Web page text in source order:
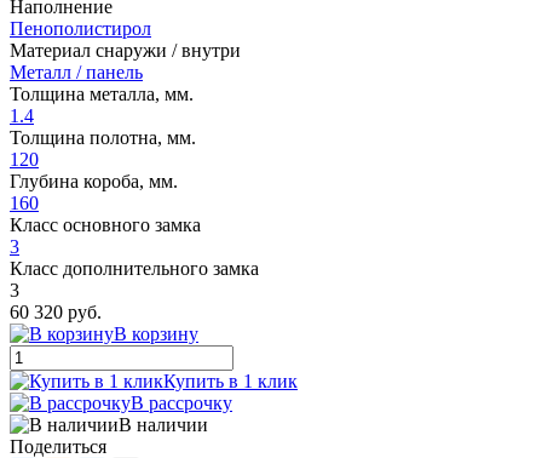
Наполнение
Пенополистирол
Материал снаружи / внутри
Металл / панель
Толщина металла, мм.
1.4
Толщина полотна, мм.
120
Глубина короба, мм.
160
Класс основного замка
3
Класс дополнительного замка
3
60 320 руб.
В корзину
Купить в 1 клик
В рассрочку
В наличии
Поделиться